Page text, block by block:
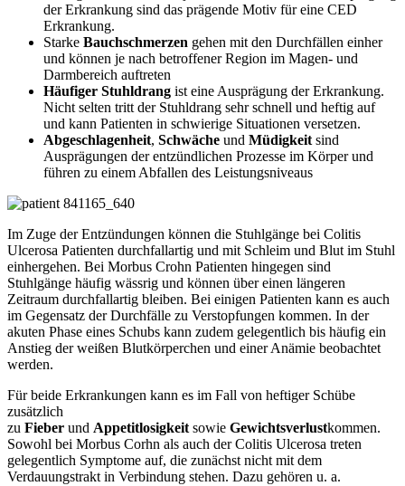
der Erkrankung sind das prägende Motiv für eine CED
Erkrankung.
Starke Bauchschmerzen gehen mit den Durchfällen einher
und können je nach betroffener Region im Magen- und
Darmbereich auftreten
Häufiger Stuhldrang ist eine Ausprägung der Erkrankung.
Nicht selten tritt der Stuhldrang sehr schnell und heftig auf
und kann Patienten in schwierige Situationen versetzen.
Abgeschlagenheit, Schwäche und Müdigkeit sind
Ausprägungen der entzündlichen Prozesse im Körper und
führen zu einem Abfallen des Leistungsniveaus
Im Zuge der Entzündungen können die Stuhlgänge bei Colitis
Ulcerosa Patienten durchfallartig und mit Schleim und Blut im Stuhl
einhergehen. Bei Morbus Crohn Patienten hingegen sind
Stuhlgänge häufig wässrig und können über einen längeren
Zeitraum durchfallartig bleiben. Bei einigen Patienten kann es auch
im Gegensatz der Durchfälle zu Verstopfungen kommen. In der
akuten Phase eines Schubs kann zudem gelegentlich bis häufig ein
Anstieg der weißen Blutkörperchen und einer Anämie beobachtet
werden.
Für beide Erkrankungen kann es im Fall von heftiger Schübe
zusätzlich
zu Fieber und Appetitlosigkeit sowie Gewichtsverlustkommen.
Sowohl bei Morbus Corhn als auch der Colitis Ulcerosa treten
gelegentlich Symptome auf, die zunächst nicht mit dem
Verdauungstrakt in Verbindung stehen. Dazu gehören u. a.